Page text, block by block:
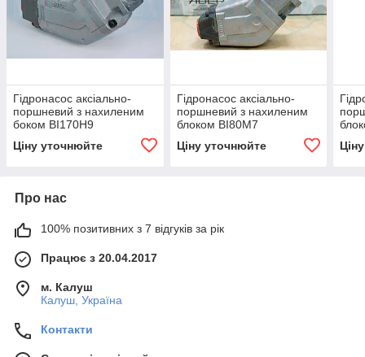
Гідронасос аксіально-
поршневий з нахиленим
боком BI170H9
Ціну уточнюйте
Гідронасос аксіально-
поршневий з нахиленим
блоком BI80M7
Ціну уточнюйте
Про нас
100% позитивних з 7 відгуків за рік
Працює з 20.04.2017
м. Калуш
Калуш, Україна
Контакти